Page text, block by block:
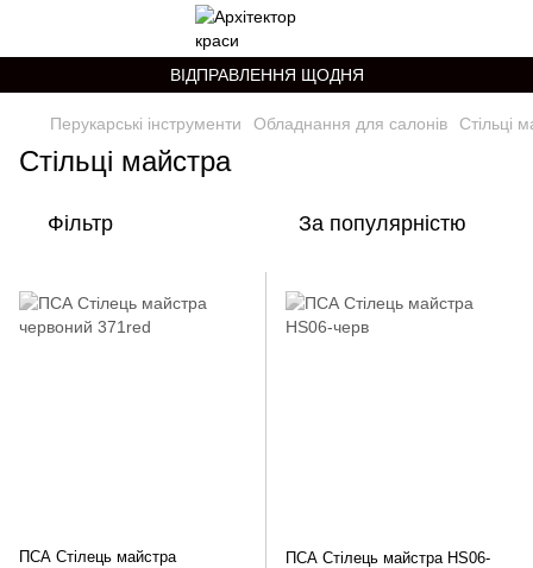
ВІДПРАВЛЕННЯ ЩОДНЯ
Перукарські інструменти Обладнання для салонів Стільці
Стільці майстра
Фільтр За популярністю
ПСА Стілець майстра
ПСА Стілець майстра HS06-